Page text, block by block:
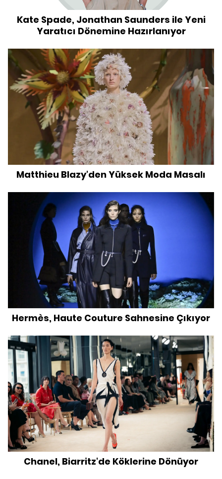
Kate Spade, Jonathan Saunders ile Yeni
Yaratıcı Dönemine Hazırlanıyor
Matthieu Blazy'den Yüksek Moda Masalı
Hermès, Haute Couture Sahnesine Çıkıyor
Chanel, Biarritz'de Köklerine Dönüyor